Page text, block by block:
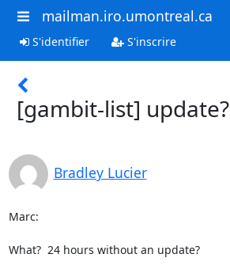
mailman.iro.umontreal.ca
S'identifier S'inscrire
[gambit-list] update?
Bradley Lucier
Marc:
What?  24 hours without an update?